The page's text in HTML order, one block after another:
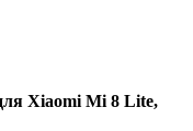
Xiaomi Mi 8 Lite,